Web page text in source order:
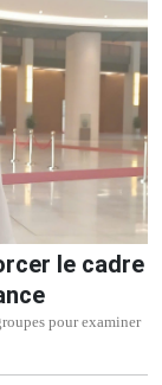
le cadre
pour examiner